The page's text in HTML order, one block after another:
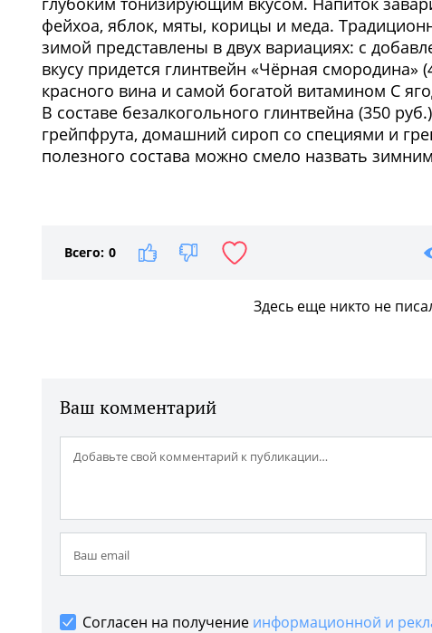
фейхоа, яблок, мяты, корицы и меда.
зимой представлены в двух вариациях: с
вкусу придется глинтвейн «Чёрная смородина»
красного вина и самой богатой витамином С
В составе безалкогольного глинтвейна (350
грейпфрута, домашний сироп со специями и
полезного состава можно смело назвать
Всего: 0
Здесь еще никто не
Ваш комментарий
Согласен на получение информационной и